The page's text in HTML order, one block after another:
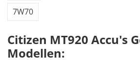
7W70
Citizen MT920 Accu's
Modellen: